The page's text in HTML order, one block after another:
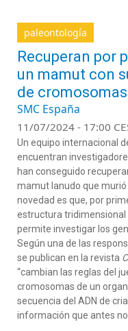
paleontología
Recuperan por
un mamut con
de cromosomas
SMC España
11/07/2024 - 17:00
Un equipo internacional
encuentran
han conseguido
mamut lanudo que murió
novedad es que, por
estructura tridimensional
permite investigar los
Según una de las
se publican en la revista
“cambian las reglas del
cromosomas de un
secuencia del ADN de
información que antes no